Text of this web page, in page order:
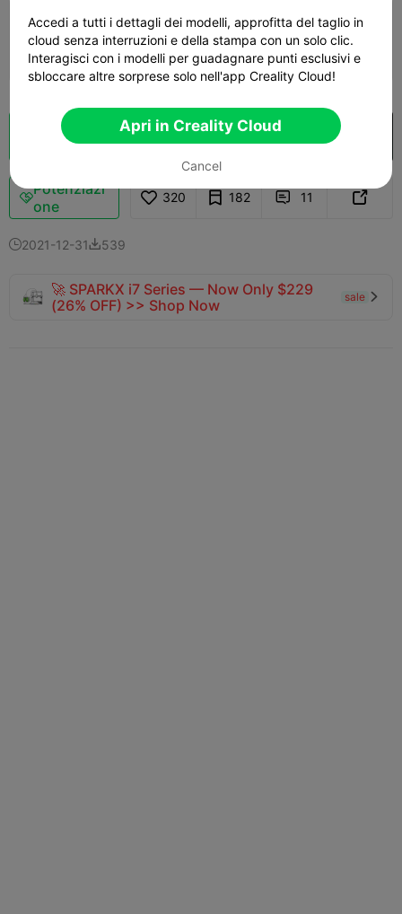
0.2mm layer, 2 walls, 15% infill
 01m 03s   0.10g
Cloud Slice Apri in Creality Cloud
Potenziazi
one
320 182  11 
2021-12-31539
🚀 SPARKX i7 Series — Now Only $229
(26% OFF) >> Shop Now
sale 
Accedi a tutti i dettagli dei modelli, approfitta del taglio in
cloud senza interruzioni e della stampa con un solo clic.
Interagisci con i modelli per guadagnare punti esclusivi e
sbloccare altre sorprese solo nell'app Creality Cloud!
Apri in Creality Cloud
Cancel